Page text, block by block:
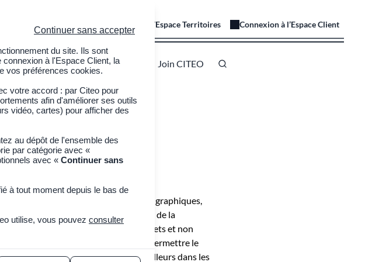
Connexion à l’Espace Territoires Connexion à l’Espace Client
Actualités Adhérer à CITEO Join CITEO
CITEO
REP Emballages ménagers et papiers graphiques,
et papiers graphiques issus de la
lieux concernés par ces flux de déchets et non
la collecte, maximiser le tri et permettre le
triés par le public et les travailleurs dans les
Continuer sans accepter
du site. Ils sont
à l'Espace Client, la
vos préférences cookies.
votre accord : par Citeo pour
afin d'améliorer ses outils
vidéo, cartes) pour afficher des
au dépôt de l'ensemble des
par catégorie avec «
avec « Continuer sans
à tout moment depuis le bas de
utilise, vous pouvez consulter